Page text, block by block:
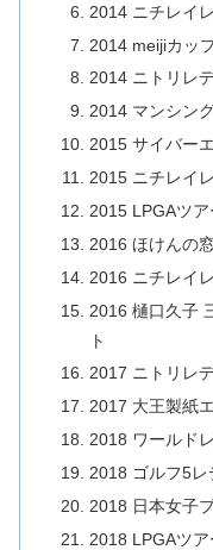
2014 ニチレイ
2014 meijiカッ
2014 ニトリレ
2014 マンシン
2015 サイバー
2015 ニチレイ
2015 LPGAツ
2016 ほけんの
2016 ニチレイ
2016 樋口久子
ト
2017 ニトリレ
2017 大王製紙
2018 ワールド
2018 ゴルフ5レ
2018 日本女子
2018 LPGAツ